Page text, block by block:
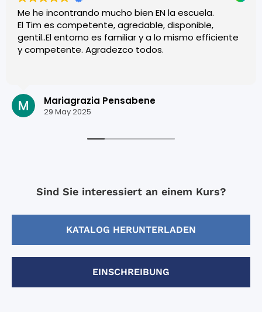
Me he incontrando mucho bien EN la escuela.
El Tim es competente, agredable, disponible,
gentil..El entorno es familiar y a lo mismo efficiente
y competente. Agradezco todos.
Mariagrazia Pensabene
29 May 2025
Sind Sie interessiert an einem Kurs?
KATALOG HERUNTERLADEN
EINSCHREIBUNG